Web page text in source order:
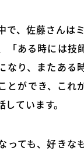
で、佐藤さんは
「ある時には技
なり、またある
とができ、これ
ています。
っても、好きな